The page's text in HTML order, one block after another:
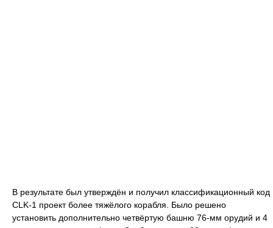
В результате был утверждён и получил классификационный код
CLK-1 проект более тяжёлого корабля. Было решено
установить дополнительно четвёртую башню 76-мм орудий и 4